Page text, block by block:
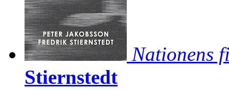
Nationens
Stiernstedt